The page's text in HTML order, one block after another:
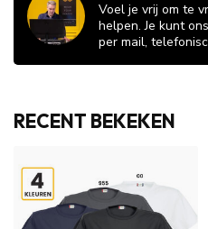
Voel je vrij om te
helpen. Je kunt
per mail,
RECENT BEKEKEN